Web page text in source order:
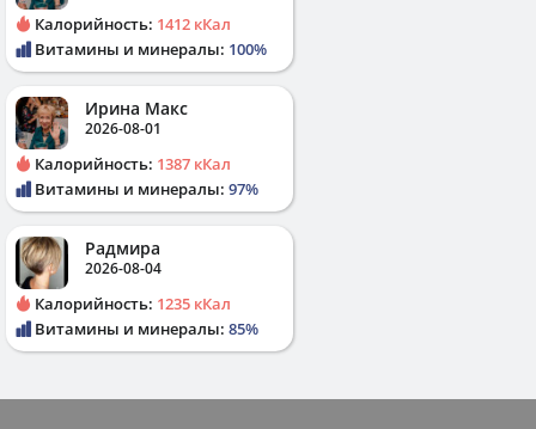
Калорийность: 1412 кКал
Витамины и минералы: 100%
Ирина Макс
2026-08-01
Калорийность: 1387 кКал
Витамины и минералы: 97%
Радмира
2026-08-04
Калорийность: 1235 кКал
Витамины и минералы: 85%